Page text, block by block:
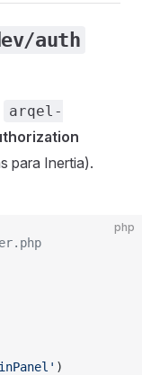
auth
arqel-
para Inertia).
php
)